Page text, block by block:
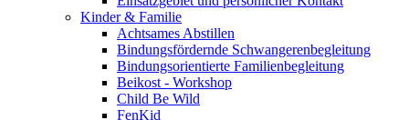
Kinder & Familie
Achtsames Abstillen
Bindungsfördernde Schwangerenbegleitung
Bindungsorientierte Familienbegleitung
Beikost - Workshop
Child Be Wild
FenKid